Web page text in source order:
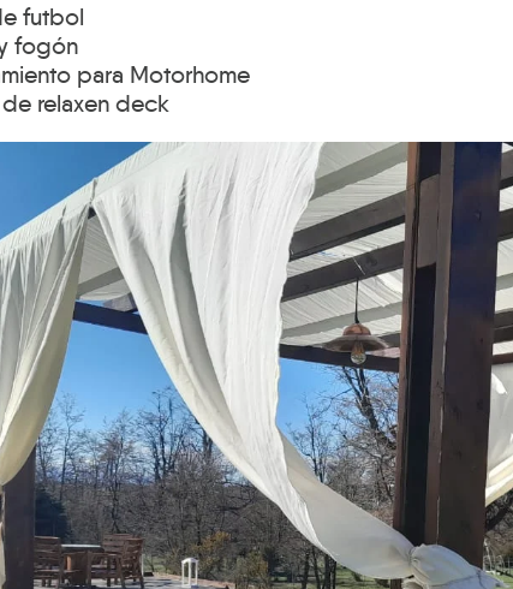
futbol
fogón
para Motorhome
relaxen deck